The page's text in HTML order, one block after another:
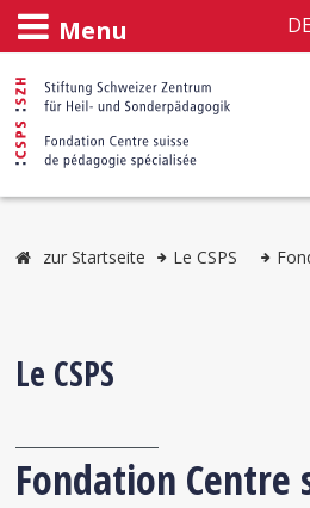
Menu
zur Startseite Le CSPS
Le CSPS
Fondation Centre